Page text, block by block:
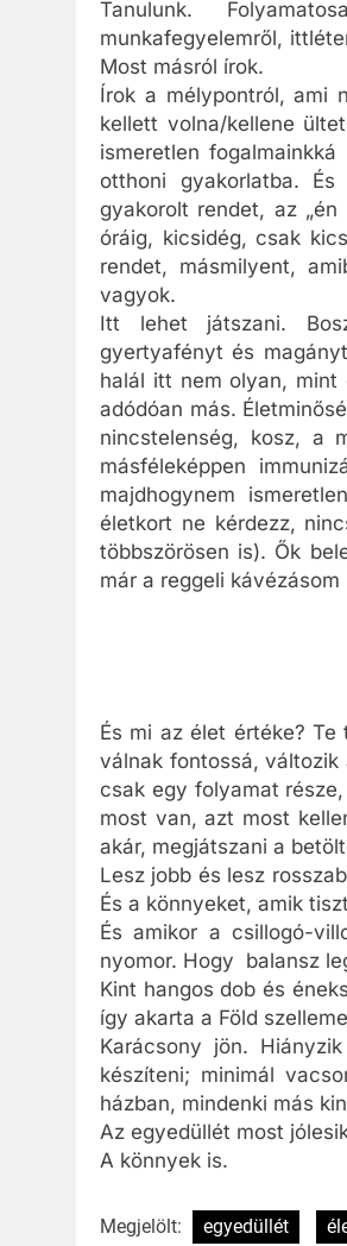
Tanulunk.
munkafegyelemről,
Most másról írok.
Írok a mélypontról, ami
kellett volna/kellene
ismeretlen
otthoni gyakorlatba.
gyakorolt rendet, az
óráig, kicsidég, csak
rendet, másmilyent,
vagyok.
Itt lehet játszani.
gyertyafényt és
halál itt nem olyan, mint
adódóan más.
nincstelenség, kosz, a
másféleképpen
majdhogynem
életkort ne kérdezz,
többszörösen is). Ők
már a reggeli
És mi az élet értéke?
válnak fontossá,
csak egy folyamat
most van, azt most
akár, megjátszani a
Lesz jobb és lesz
És a könnyeket, amik
És amikor a csillogó-
nyomor. Hogy balansz
Kint hangos dob és
így akarta a Föld
Karácsony jön.
készíteni; minimál
házban, mindenki más
Az egyedüllét most
A könnyek is.
Megjelölt: egyedüllét